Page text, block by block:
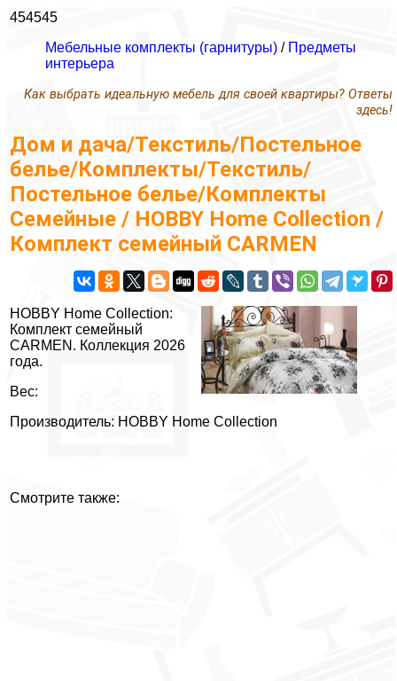
454545
Мебельные комплекты (гарнитуры) / Предметы
интерьера
Как выбрать идеальную мебель для своей квартиры? Ответы
здесь!
Дом и дача/Текстиль/Постельное
белье/Комплекты/Текстиль/
Постельное белье/Комплекты
Семейные / HOBBY Home Collection /
Комплект семейный CARMEN
HOBBY Home Collection:
Комплект семейный
CARMEN. Коллекция 2026
года.
Вес:
Производитель: HOBBY Home Collection
Смотрите также: